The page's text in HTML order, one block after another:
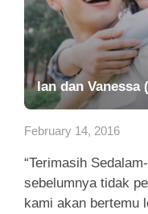
Ian dan Vanessa
February 14, 2016
“Terimasih
sebelumnya tidak
kami akan bertemu